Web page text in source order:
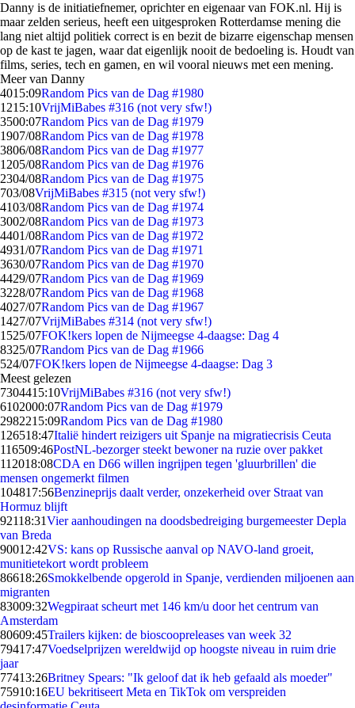
Danny is de initiatiefnemer, oprichter en eigenaar van FOK.nl. Hij is
maar zelden serieus, heeft een uitgesproken Rotterdamse mening die
lang niet altijd politiek correct is en bezit de bizarre eigenschap mensen
op de kast te jagen, waar dat eigenlijk nooit de bedoeling is. Houdt van
films, series, tech en gamen, en wil vooral nieuws met een mening.
Meer van Danny
4015:09Random Pics van de Dag #1980
1215:10VrijMiBabes #316 (not very sfw!)
3500:07Random Pics van de Dag #1979
1907/08Random Pics van de Dag #1978
3806/08Random Pics van de Dag #1977
1205/08Random Pics van de Dag #1976
2304/08Random Pics van de Dag #1975
703/08VrijMiBabes #315 (not very sfw!)
4103/08Random Pics van de Dag #1974
3002/08Random Pics van de Dag #1973
4401/08Random Pics van de Dag #1972
4931/07Random Pics van de Dag #1971
3630/07Random Pics van de Dag #1970
4429/07Random Pics van de Dag #1969
3228/07Random Pics van de Dag #1968
4027/07Random Pics van de Dag #1967
1427/07VrijMiBabes #314 (not very sfw!)
1525/07FOK!kers lopen de Nijmeegse 4-daagse: Dag 4
8325/07Random Pics van de Dag #1966
524/07FOK!kers lopen de Nijmeegse 4-daagse: Dag 3
Meest gelezen
7304415:10VrijMiBabes #316 (not very sfw!)
6102000:07Random Pics van de Dag #1979
2982215:09Random Pics van de Dag #1980
126518:47Italië hindert reizigers uit Spanje na migratiecrisis Ceuta
116509:46PostNL-bezorger steekt bewoner na ruzie over pakket
112018:08CDA en D66 willen ingrijpen tegen 'gluurbrillen' die
mensen ongemerkt filmen
104817:56Benzineprijs daalt verder, onzekerheid over Straat van
Hormuz blijft
92118:31Vier aanhoudingen na doodsbedreiging burgemeester Depla
van Breda
90012:42VS: kans op Russische aanval op NAVO-land groeit,
munitietekort wordt probleem
86618:26Smokkelbende opgerold in Spanje, verdienden miljoenen aan
migranten
83009:32Wegpiraat scheurt met 146 km/u door het centrum van
Amsterdam
80609:45Trailers kijken: de bioscoopreleases van week 32
79417:47Voedselprijzen wereldwijd op hoogste niveau in ruim drie
jaar
77413:26Britney Spears: "Ik geloof dat ik heb gefaald als moeder"
75910:16EU bekritiseert Meta en TikTok om verspreiden